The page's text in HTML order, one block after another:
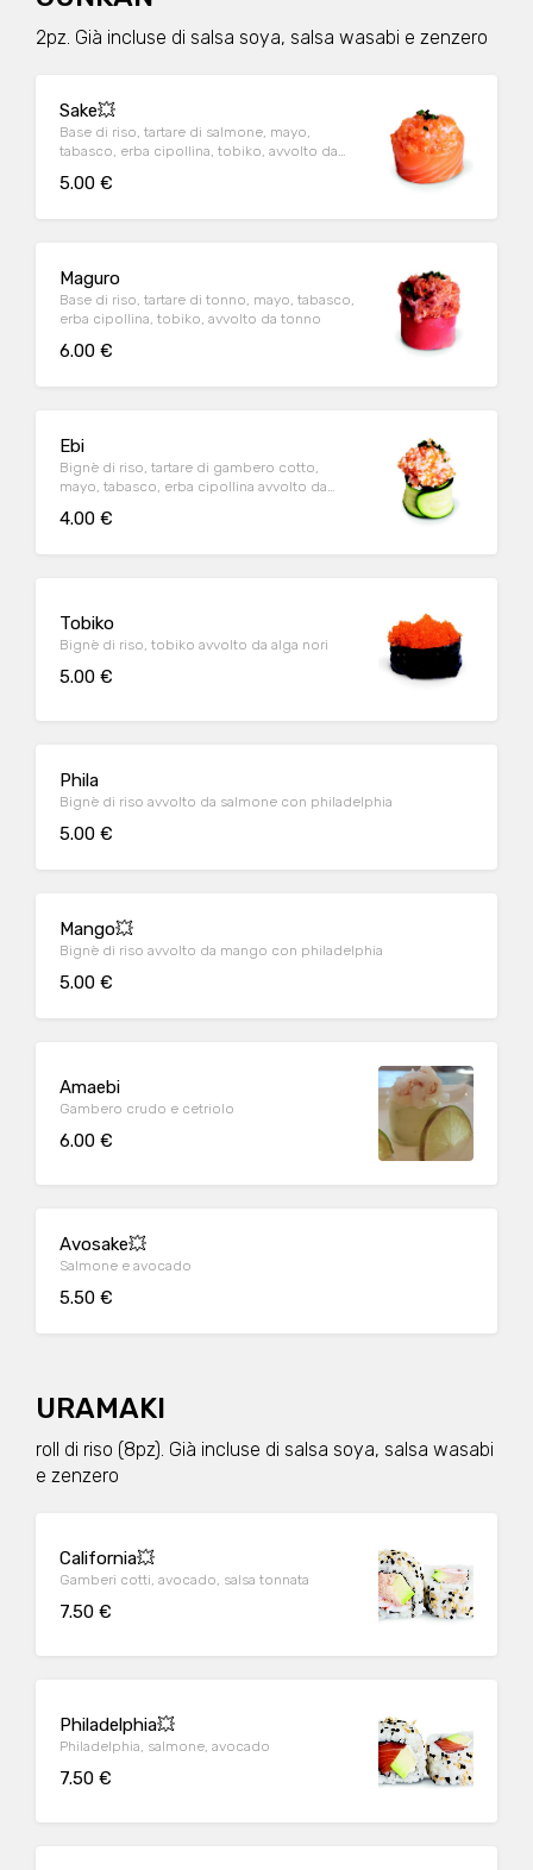
2pz. Già incluse di salsa soya, salsa wasabi e zenzero
Sake💥
Base di riso, tartare di salmone, mayo,
tabasco, erba cipollina, tobiko, avvolto da
5.00 €
Maguro
Base di riso, tartare di tonno, mayo, tabasco,
erba cipollina, tobiko, avvolto da tonno
6.00 €
Ebi
Bignè di riso, tartare di gambero cotto,
mayo, tabasco, erba cipollina avvolto da
4.00 €
Tobiko
Bignè di riso, tobiko avvolto da alga nori
5.00 €
Phila
Bignè di riso avvolto da salmone con philadelphia
5.00 €
Mango💥
Bignè di riso avvolto da mango con philadelphia
5.00 €
Amaebi
Gambero crudo e cetriolo
6.00 €
Avosake💥
Salmone e avocado
5.50 €
URAMAKI
roll di riso (8pz). Già incluse di salsa soya, salsa wasabi
e zenzero
California💥
Gamberi cotti, avocado, salsa tonnata
7.50 €
Philadelphia💥
Philadelphia, salmone, avocado
7.50 €